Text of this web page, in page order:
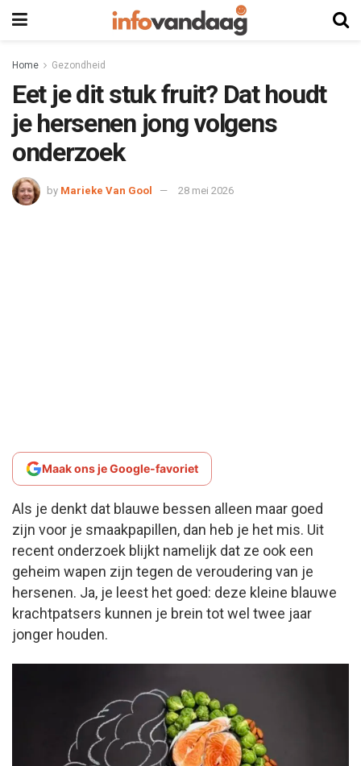
Home Gezondheid
Eet je dit stuk fruit? Dat houdt
je hersenen jong volgens
onderzoek
by Marieke Van Gool 28 mei 2026
Maak ons je Google-favoriet
Als je denkt dat blauwe bessen alleen maar goed
zijn voor je smaakpapillen, dan heb je het mis. Uit
recent onderzoek blijkt namelijk dat ze ook een
geheim wapen zijn tegen de veroudering van je
hersenen. Ja, je leest het goed: deze kleine blauwe
krachtpatsers kunnen je brein tot wel twee jaar
jonger houden.